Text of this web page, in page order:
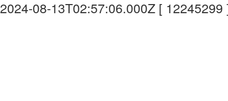
2024-08-13T02:57:06.000Z [ 12245299